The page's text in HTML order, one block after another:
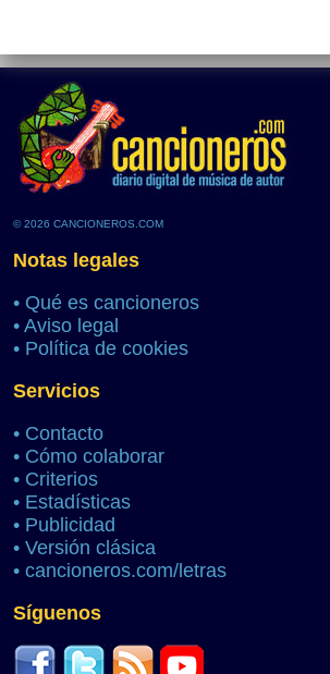
© 2026 CANCIONEROS.COM
Notas legales
• Qué es cancioneros
• Aviso legal
• Política de cookies
Servicios
• Contacto
• Cómo colaborar
• Criterios
• Estadísticas
• Publicidad
• Versión clásica
• cancioneros.com/letras
Síguenos